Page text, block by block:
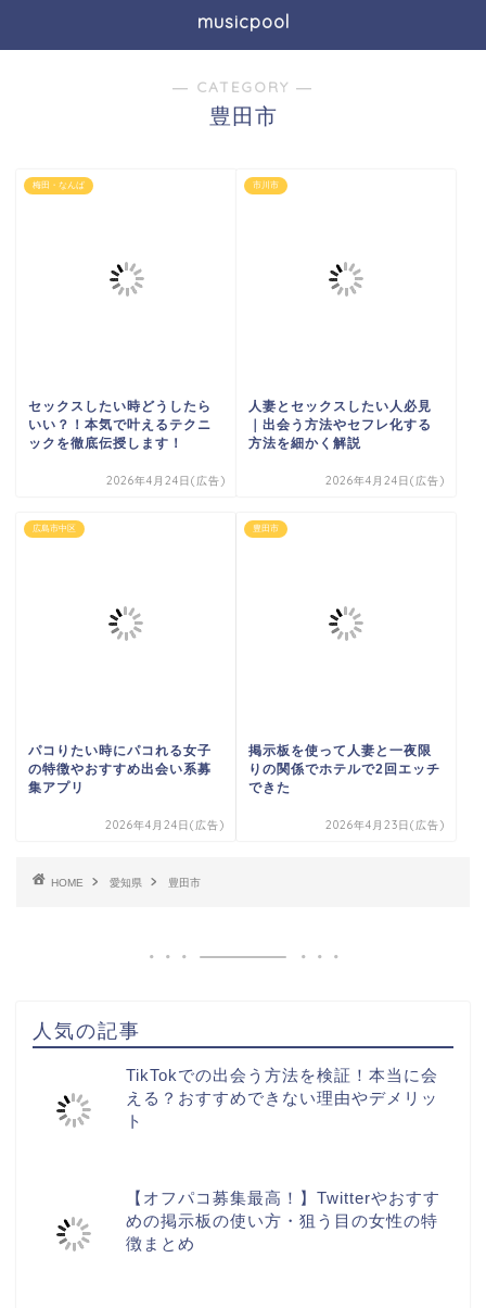
musicpool
― CATEGORY ―
豊田市
梅田・なんば
セックスしたい時どうしたら
いい？！本気で叶えるテクニ
ックを徹底伝授します！
2026年4月24日(広告)
市川市
人妻とセックスしたい人必見
｜出会う方法やセフレ化する
方法を細かく解説
2026年4月24日(広告)
広島市中区
パコりたい時にパコれる女子
の特徴やおすすめ出会い系募
集アプリ
2026年4月24日(広告)
豊田市
掲示板を使って人妻と一夜限
りの関係でホテルで2回エッチ
できた
2026年4月23日(広告)
HOME 愛知県 豊田市
人気の記事
TikTokでの出会う方法を検証！本当に会
える？おすすめできない理由やデメリッ
ト
【オフパコ募集最高！】Twitterやおすす
めの掲示板の使い方・狙う目の女性の特
徴まとめ